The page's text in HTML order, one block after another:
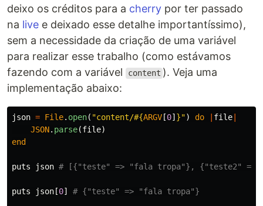
deixo os créditos para a cherry por ter passado
na live e deixado esse detalhe importantíssimo),
sem a necessidade da criação de uma variável
para realizar esse trabalho (como estávamos
fazendo com a variável
content ). Veja uma
implementação abaixo:
json = File. open( "content/#{ARGV [0] }") do file
JSON. parse(file)
end
puts json # [{"teste" => "fala tropa"}, {"teste2" =>
puts json [0] # {"teste" => "fala tropa"}